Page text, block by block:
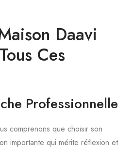
Daavi
Ces
Professionnelle
comprenons que choisir son
importante qui mérite réflexion et